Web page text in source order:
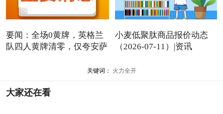
要闻：全场0黄牌，英格兰
队四人黄牌清零，仅夸安萨
小麦低聚肽商品报价动态
（2026-07-11）|资讯
关键词： 火力全开
大家还在看